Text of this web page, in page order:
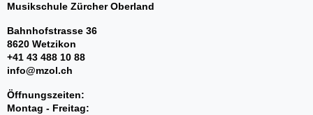
Musikschule Zürcher Oberland
Bahnhofstrasse 36
8620 Wetzikon
+41 43 488 10 88
info@mzol.ch
Öffnungszeiten:
Montag - Freitag: